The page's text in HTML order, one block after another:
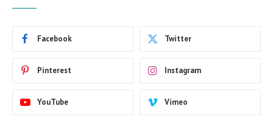
Facebook Twitter
Pinterest Instagram
YouTube Vimeo